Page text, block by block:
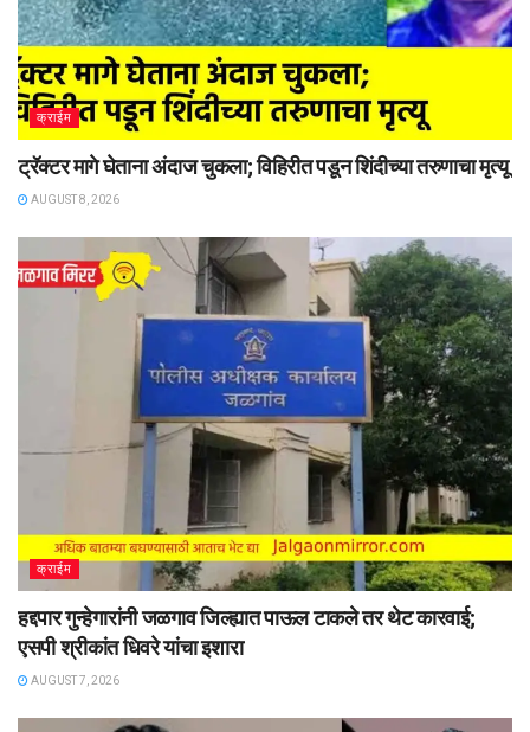
क्राईम
ट्रॅक्टर मागे घेताना अंदाज चुकला; विहिरीत पडून शिंदीच्या तरुणाचा मृत्यू
AUGUST 8, 2026
क्राईम
हद्दपार गुन्हेगारांनी जळगाव जिल्ह्यात पाऊल टाकले तर थेट कारवाई;
एसपी श्रीकांत धिवरे यांचा इशारा
AUGUST 7, 2026